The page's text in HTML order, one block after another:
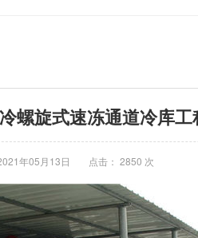
螺旋式速冻通道冷库工
年05月13日 点击： 2850 次